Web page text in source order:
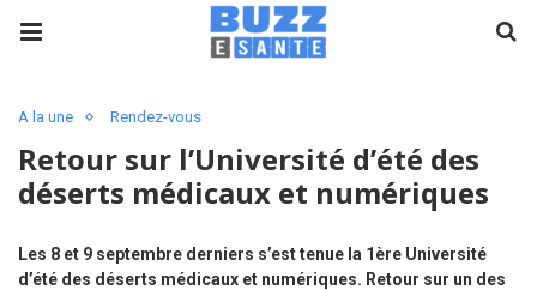
A la une Rendez-vous
Retour sur l’Université d’été des
déserts médicaux et numériques
Les 8 et 9 septembre derniers s’est tenue la 1ère Université
d’été des déserts médicaux et numériques. Retour sur un des